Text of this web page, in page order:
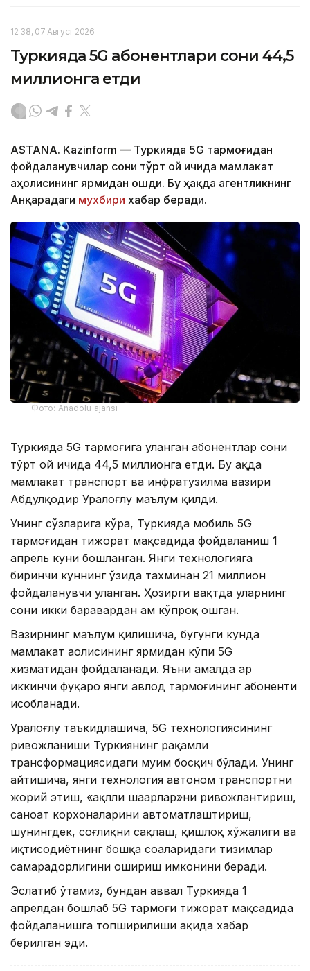
12:38, 07 Август 2026
Туркияда 5G абонентлари сони 44,5
миллионга етди
ASTANA. Kazinform — Туркияда 5G тармоғидан
фойдаланувчилар сони тўрт ой ичида мамлакат
аҳолисининг ярмидан ошди. Бу ҳақда агентликнинг
Анқарадаги мухбири хабар беради.
Фото: Anadolu ajansı
Туркияда 5G тармоғига уланган абонентлар сони
тўрт ой ичида 44,5 миллионга етди. Бу ҳақда
мамлакат транспорт ва инфратузилма вазири
Абдулқодир Уралоғлу маълум қилди.
Унинг сўзларига кўра, Туркияда мобиль 5G
тармоғидан тижорат мақсадида фойдаланиш 1
апрель куни бошланган. Янги технологияга
биринчи куннинг ўзида тахминан 21 миллион
фойдаланувчи уланган. Ҳозирги вақтда уларнинг
сони икки баравардан ҳам кўпроқ ошган.
Вазирнинг маълум қилишича, бугунги кунда
мамлакат аҳолисининг ярмидан кўпи 5G
хизматидан фойдаланади. Яъни амалда ҳар
иккинчи фуқаро янги авлод тармоғининг абоненти
ҳисобланади.
Уралоғлу таъкидлашича, 5G технологиясининг
ривожланиши Туркиянинг рақамли
трансформациясидаги муҳим босқич бўлади. Унинг
айтишича, янги технология автоном транспортни
жорий этиш, «ақлли шаҳарлар»ни ривожлантириш,
саноат корхоналарини автоматлаштириш,
шунингдек, соғлиқни сақлаш, қишлоқ хўжалиги ва
иқтисодиётнинг бошқа соҳаларидаги тизимлар
самарадорлигини ошириш имконини беради.
Эслатиб ўтамиз, бундан аввал Туркияда 1
апрелдан бошлаб 5G тармоғи тижорат мақсадида
фойдаланишга топширилиши ҳақида хабар
берилган эди.